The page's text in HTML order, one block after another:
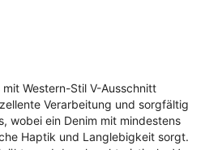
Western-Stil V-Ausschnitt
Verarbeitung und sorgfältig
wobei ein Denim mit mindestens
Haptik und Langlebigkeit sorgt.